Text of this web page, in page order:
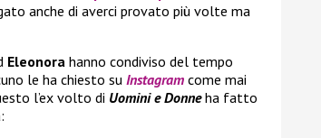
anche di averci provato più volte ma
Eleonora hanno condiviso del tempo
le ha chiesto suInstagram come mai
l’ex volto di Uomini e Donneha fatto